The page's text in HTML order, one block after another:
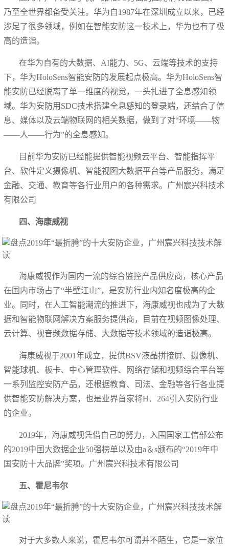
乃至全世界都备受关注。华为自1987年在深圳成立以来，已经
涉足了很多领域，例如在智能安防这一技术上，华为也有了极
高的造诣。
在华为自有的大数据、AI能力、5G、云端等技术的支持
下，华为HoloSens智能安防的发展起点极高。华为HoloSens智
能安防已经脱离了单一维度的视觉，一头扎进了全息感知领
域。华为安防用SDC技术搭建全息感知的登录端，还结合了信
息、媒体以及云端物联网的相关数据，做到了对“环境——物
——人——行为”的全息感知。
目前华为安防已经能提供智能视频云平台、智能指挥平
台、软件定义摄像机、智能视图大数据平台等产品服务，满足
金融、交通、教育等各行业用户的各种需求。广州宸兴科技术
有限公司
四、海康威视
海康威视作为国内一流的综合监控产品供应商，核心产品
在国内市场占了“半壁江山”，是安防行业内知名度极高的企
业。同时，在人工智能潮流的推进下，海康威视也成为了大数
据和智能物联网解决方案服务提供商，目前在视频图像处理、
云计算、视音频数据存储、大数据等技术领域的造诣极高。
海康威视于2001年成立，提供BSV液晶拼接屏、摄像机、
智能球机、板卡、中心管理软件、网络存储和视频综合平台等
一系列监控安防产品，还根据教育、司法、金融等各行各业提
供智能安防解决方案，也是业界首家将H．264引入安防行业
的企业。
2019年，海康威视凭借自己的努力，入围国家工信部公布
的2019中国大数据企业50强榜单以及由a＆s颁布的“2019年中
国安防十大品牌”奖项。广州宸兴科技术有限公司
五、霍尼韦尔
对于大多数人来说，霍尼韦尔可谓并不陌生，它是一家位